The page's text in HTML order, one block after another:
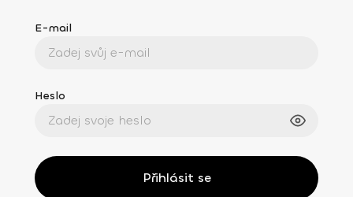
E-mail
Heslo
Přihlásit se